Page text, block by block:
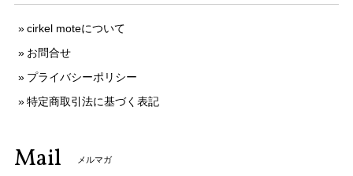
cirkel moteについて
お問合せ
プライバシーポリシー
特定商取引法に基づく表記
Mail メルマガ